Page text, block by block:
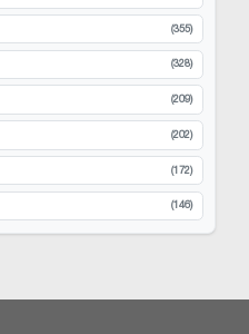
(355)
(328)
(209)
(202)
(172)
(146)